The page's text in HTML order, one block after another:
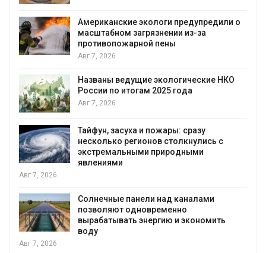
Американские экологи предупредили о
масштабном загрязнении из-за
противопожарной пены
Авг 7, 2026
Названы ведущие экологические НКО
России по итогам 2025 года
Авг 7, 2026
Тайфун, засуха и пожары: сразу
несколько регионов столкнулись с
экстремальными природными
явлениями
Авг 7, 2026
Солнечные панели над каналами
позволяют одновременно
вырабатывать энергию и экономить
воду
Авг 7, 2026